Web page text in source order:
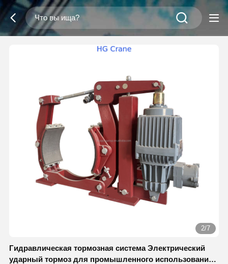
3/7
Гидравлическая тормозная система Электрический
ударный тормоз для промышленного использования